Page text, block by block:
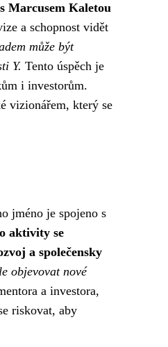
Marcusem Kaletou
a schopnost vidět
může být
Y. Tento úspěch je
i investorům.
vizionářem, který se
jméno je spojeno s
aktivity se
a společensky
objevovat nové
a investora,
riskovat, aby